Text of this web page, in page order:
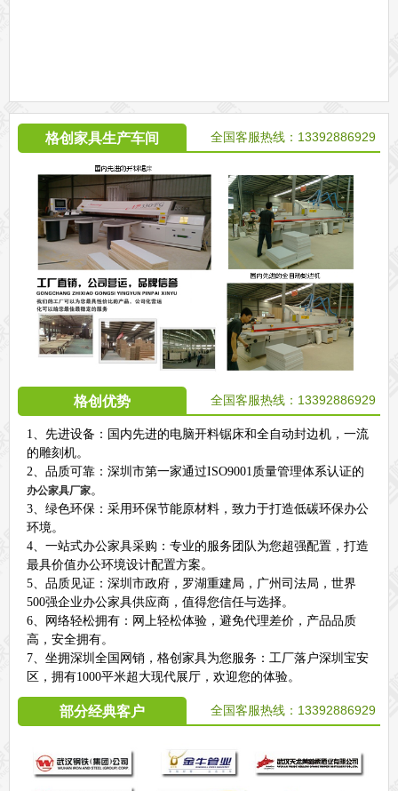
格创家具生产车间 全国客服热线：13392886929
格创优势 全国客服热线：13392886929
1、先进设备：国内先进的电脑开料锯床和全自动封边机，一流
的雕刻机。
2、品质可靠：深圳市第一家通过ISO9001质量管理体系认证的
办公家具厂家。
3、绿色环保：采用环保节能原材料，致力于打造低碳环保办公
环境。
4、一站式办公家具采购：专业的服务团队为您超强配置，打造
最具价值办公环境设计配置方案。
5、品质见证：深圳市政府，罗湖重建局，广州司法局，世界
500强企业办公家具供应商，值得您信任与选择。
6、网络轻松拥有：网上轻松体验，避免代理差价，产品品质
高，安全拥有。
7、坐拥深圳全国网销，格创家具为您服务：工厂落户深圳宝安
区，拥有1000平米超大现代展厅，欢迎您的体验。
部分经典客户 全国客服热线： 13392886929